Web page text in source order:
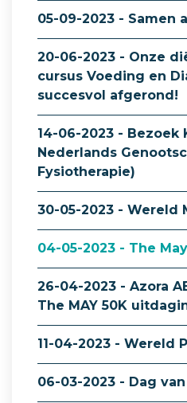
05-09-2023 - Samen
20-06-2023 - Onze
cursus Voeding en
succesvol afgerond!
14-06-2023 - Bezoek
Nederlands
Fysiotherapie)
30-05-2023 - Wereld
04-05-2023 - The
26-04-2023 - Azora
The MAY 50K
11-04-2023 - Wereld
06-03-2023 - Dag